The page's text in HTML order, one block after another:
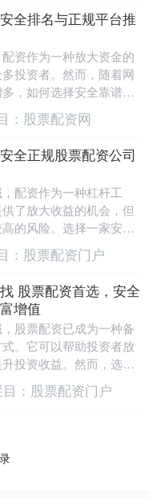
全排名与正规平台推
资作为一种放大资金的
投资者。然而，随着网
，如何选择安全靠谱的
者最关心的问题。本文
....
： 股票配资网
全正规股票配资公司
配资作为一种杠杆工
了放大收益的机会，但
的风险。选择一家安全
司至关重要，它不仅关
直....
： 股票配资门户
股票配资首选，安全
增值
股票配资已成为一种备
。它可以帮助投资者放
投资收益。然而，选择
资平台至关重要。 3.了
： 股票配资门户